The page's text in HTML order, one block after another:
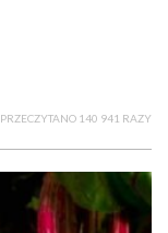
PRZECZYTANO 140 941 RAZY